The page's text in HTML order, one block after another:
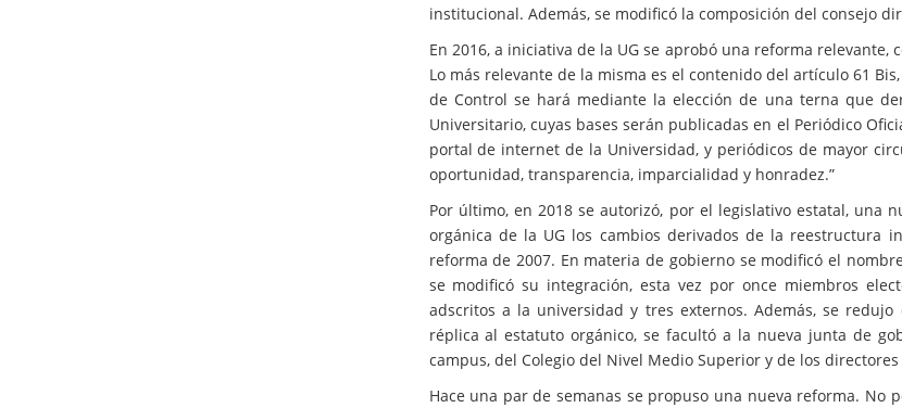
institucional. Además, se modificó la composición del consejo
En 2016, a iniciativa de la UG se aprobó una reforma
Lo más relevante de la misma es el contenido del artículo 61
de Control se hará mediante la elección de una terna que
Universitario, cuyas bases serán publicadas en el Periódico
portal de internet de la Universidad, y periódicos de mayor
oportunidad, transparencia, imparcialidad y honradez.”
Por último, en 2018 se autorizó, por el legislativo estatal, una
orgánica de la UG los cambios derivados de la reestructura
reforma de 2007. En materia de gobierno se modificó el
se modificó su integración, esta vez por once miembros
adscritos a la universidad y tres externos. Además, se
réplica al estatuto orgánico, se facultó a la nueva junta de
campus, del Colegio del Nivel Medio Superior y de los
Hace una par de semanas se propuso una nueva reforma. No